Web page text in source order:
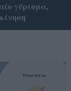
γύρισμα,